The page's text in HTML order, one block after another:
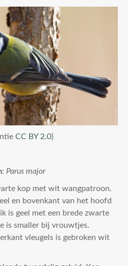
CC BY 2.0)
: Parus major
kop met wit wangpatroon.
en bovenkant van het hoofd
is geel met een brede zwarte
is smaller bij vrouwtjes.
vleugels is gebroken wit